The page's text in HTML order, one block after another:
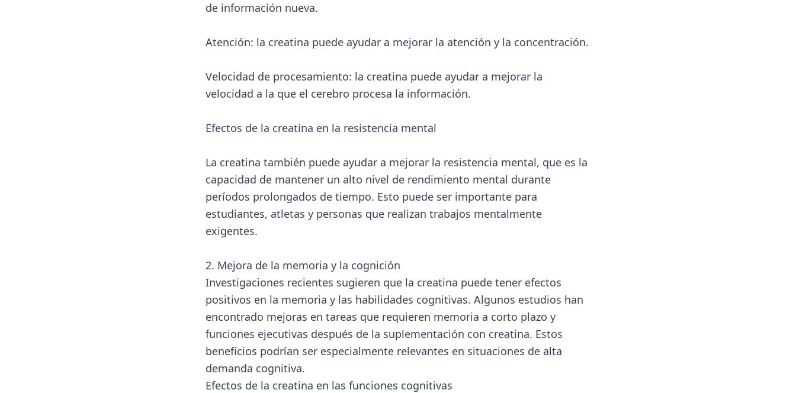
de información nueva.
Atención: la creatina puede ayudar a mejorar la atención y la concentración.
Velocidad de procesamiento: la creatina puede ayudar a mejorar la
velocidad a la que el cerebro procesa la información.
Efectos de la creatina en la resistencia mental
La creatina también puede ayudar a mejorar la resistencia mental, que es la
capacidad de mantener un alto nivel de rendimiento mental durante
períodos prolongados de tiempo. Esto puede ser importante para
estudiantes, atletas y personas que realizan trabajos mentalmente
exigentes.
2. Mejora de la memoria y la cognición
Investigaciones recientes sugieren que la creatina puede tener efectos
positivos en la memoria y las habilidades cognitivas. Algunos estudios han
encontrado mejoras en tareas que requieren memoria a corto plazo y
funciones ejecutivas después de la suplementación con creatina. Estos
beneficios podrían ser especialmente relevantes en situaciones de alta
demanda cognitiva.
Efectos de la creatina en las funciones cognitivas